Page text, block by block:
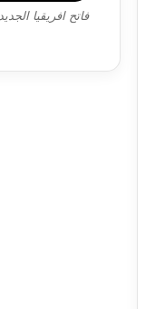
فاتح افريقيا الجديد